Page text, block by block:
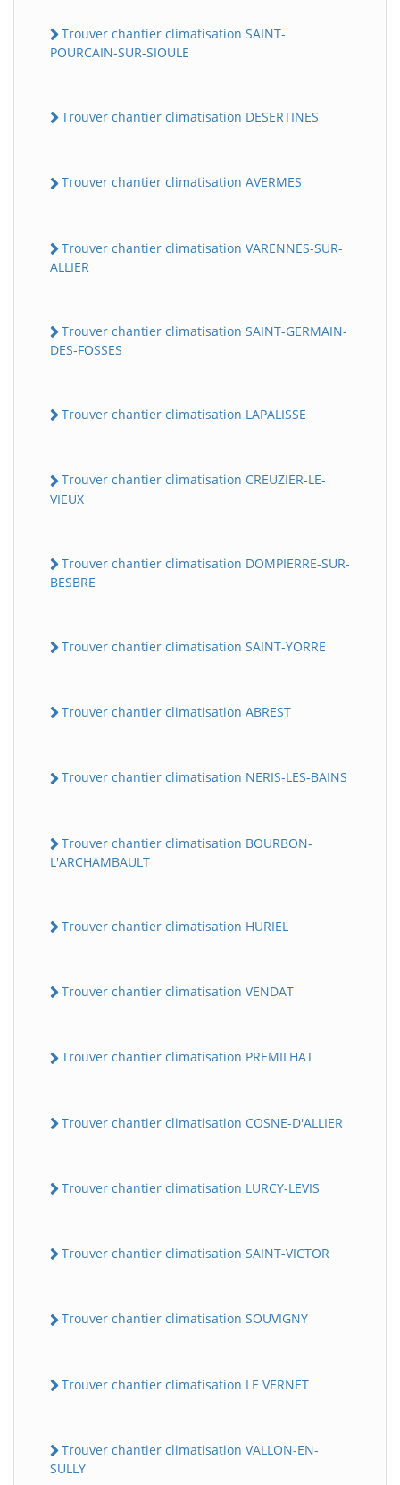
Trouver chantier climatisation SAINT-
POURCAIN-SUR-SIOULE
Trouver chantier climatisation DESERTINES
Trouver chantier climatisation AVERMES
Trouver chantier climatisation VARENNES-SUR-
ALLIER
Trouver chantier climatisation SAINT-GERMAIN-
DES-FOSSES
Trouver chantier climatisation LAPALISSE
Trouver chantier climatisation CREUZIER-LE-
VIEUX
Trouver chantier climatisation DOMPIERRE-SUR-
BESBRE
Trouver chantier climatisation SAINT-YORRE
Trouver chantier climatisation ABREST
Trouver chantier climatisation NERIS-LES-BAINS
Trouver chantier climatisation BOURBON-
L'ARCHAMBAULT
Trouver chantier climatisation HURIEL
Trouver chantier climatisation VENDAT
Trouver chantier climatisation PREMILHAT
Trouver chantier climatisation COSNE-D'ALLIER
Trouver chantier climatisation LURCY-LEVIS
Trouver chantier climatisation SAINT-VICTOR
Trouver chantier climatisation SOUVIGNY
Trouver chantier climatisation LE VERNET
Trouver chantier climatisation VALLON-EN-
SULLY